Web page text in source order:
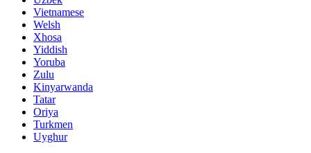
Vietnamese
Welsh
Xhosa
Yiddish
Yoruba
Zulu
Kinyarwanda
Tatar
Oriya
Turkmen
Uyghur